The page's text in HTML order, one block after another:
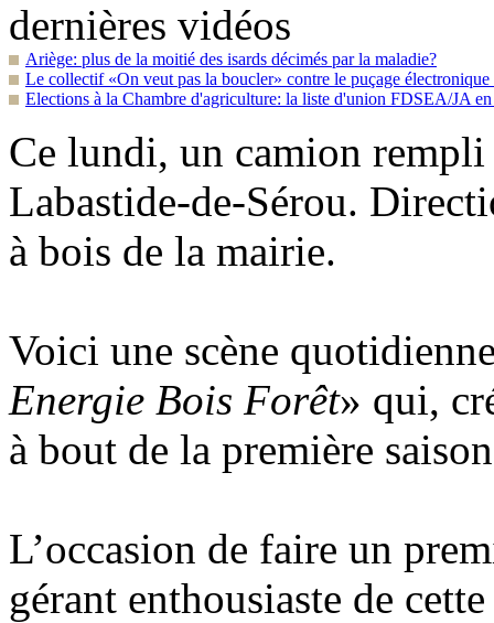
dernières vidéos
Ariège: plus de la moitié des isards décimés par la maladie?
Le collectif «On veut pas la boucler» contre le puçage électronique
Elections à la Chambre d'agriculture: la liste d'union FDSEA/JA en
Ce lundi, un camion rempli
Labastide-de-Sérou.
à bois de la mairie.
Voici une scène
Energie Bois Forêt» qui,
à bout de la première
L’occasion de faire un
gérant enthousiaste de